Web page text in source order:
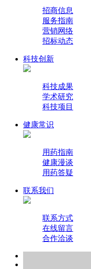
招商信息
服务指南
营销网络
招标动态
科技创新
科技成果
学术研究
科技项目
健康常识
用药指南
健康漫谈
用药答疑
联系我们
联系方式
在线留言
合作洽谈